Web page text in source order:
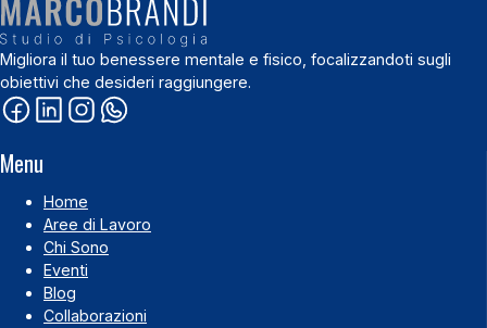
Migliora il tuo benessere mentale e fisico, focalizzandoti sugli
obiettivi che desideri raggiungere.
Menu
Home
Aree di Lavoro
Chi Sono
Eventi
Blog
Collaborazioni